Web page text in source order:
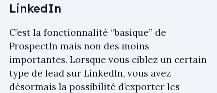
LinkedIn
C’est la fonctionnalité “basique” de
ProspectIn mais non des moins
importantes. Lorsque vous ciblez un certain
type de lead sur LinkedIn, vous avez
désormais la possibilité d’exporter les